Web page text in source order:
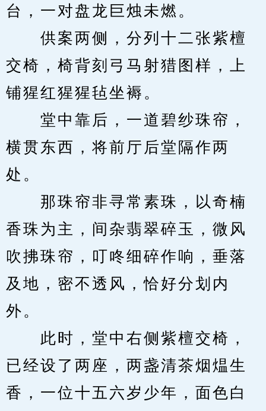
台，一对盘龙巨烛未燃。
供案两侧，分列十二张紫檀
交椅，椅背刻弓马射猎图样，上
铺猩红猩猩毡坐褥。
堂中靠后，一道碧纱珠帘，
横贯东西，将前厅后堂隔作两
处。
那珠帘非寻常素珠，以奇楠
香珠为主，间杂翡翠碎玉，微风
吹拂珠帘，叮咚细碎作响，垂落
及地，密不透风，恰好分划内
外。
此时，堂中右侧紫檀交椅，
已经设了两座，两盏清茶烟煴生
香，一位十五六岁少年，面色白